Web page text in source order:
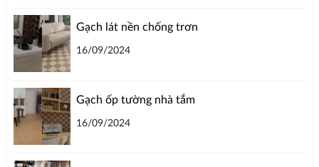
Gạch lát nền chống trơn
16/09/2024
Gạch ốp tường nhà tắm
16/09/2024